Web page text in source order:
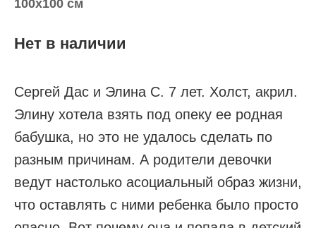
100х100 см
Нет в наличии
Сергей Дас и Элина С. 7 лет. Холст, акрил.
Элину хотела взять под опеку ее родная
бабушка, но это не удалось сделать по
разным причинам. А родители девочки
ведут настолько асоциальный образ жизни,
что оставлять с ними ребенка было просто